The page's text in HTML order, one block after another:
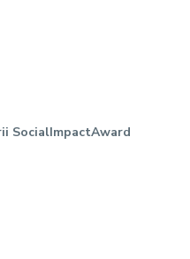
SocialImpactAward